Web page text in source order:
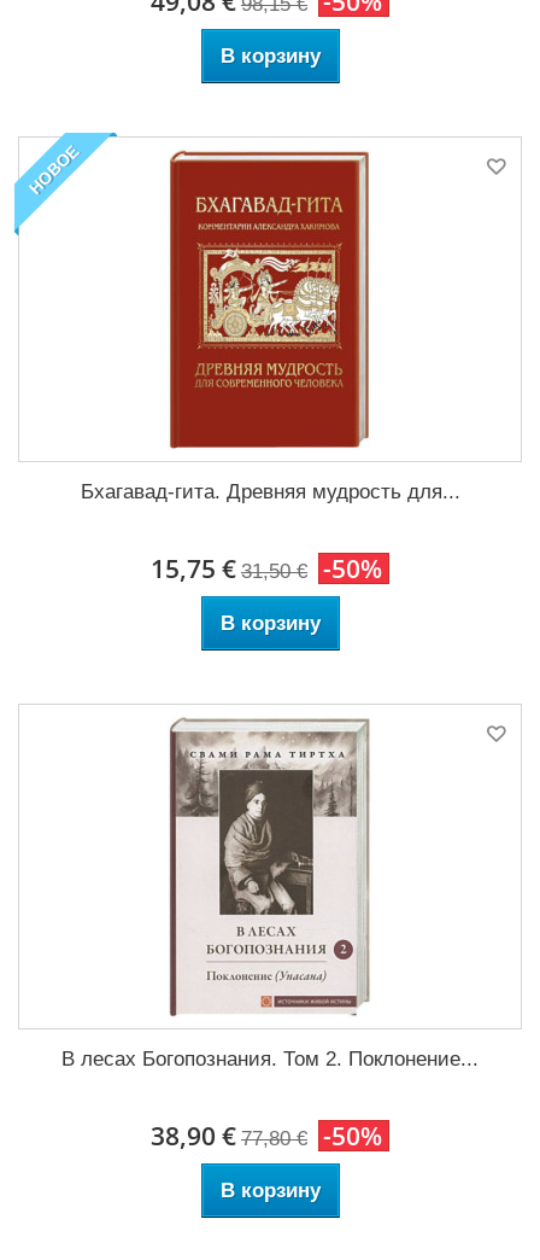
В корзину
НОВОЕ
Бхагавад-гита. Древняя мудрость для...
15,75 € 31,50 € -50%
В корзину
В лесах Богопознания. Том 2. Поклонение...
38,90 € 77,80 € -50%
В корзину